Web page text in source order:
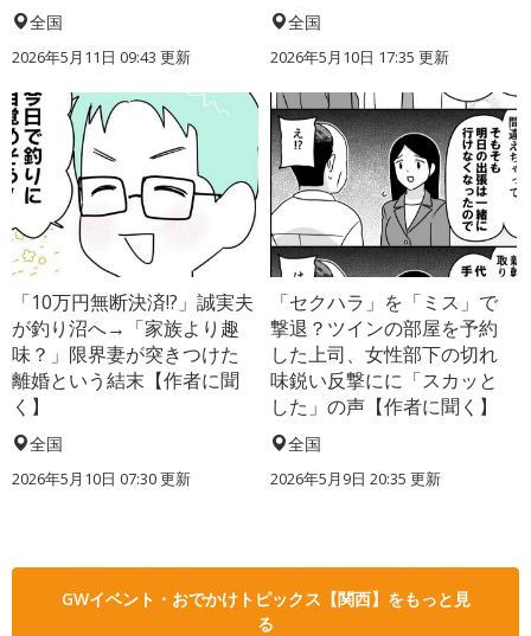
全国
2026年5月11日 09:43 更新
全国
2026年5月10日 17:35 更新
「10万円無断決済!?」誠実夫
が釣り沼へ→「家族より趣
味？」限界妻が突きつけた
離婚という結末【作者に聞
く】
全国
2026年5月10日 07:30 更新
「セクハラ」を「ミス」で
撃退？ツインの部屋を予約
した上司、女性部下の切れ
味鋭い反撃にに「スカッと
した」の声【作者に聞く】
全国
2026年5月9日 20:35 更新
GWイベント・おでかけトピックス【関西】をもっと見
る